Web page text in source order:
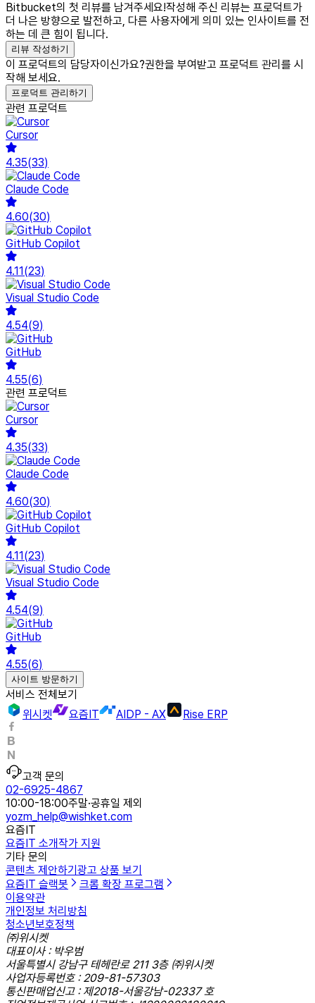
Bitbucket의 첫 리뷰를 남겨주세요!작성해 주신 리뷰는 프로덕트가
더 나은 방향으로 발전하고, 다른 사용자에게 의미 있는 인사이트를 전
하는 데 큰 힘이 됩니다.
리뷰 작성하기
이 프로덕트의 담당자이신가요?권한을 부여받고 프로덕트 관리를 시
작해 보세요.
프로덕트 관리하기
관련 프로덕트
Cursor
4.35(33)
Claude Code
4.60(30)
GitHub Copilot
4.11(23)
Visual Studio Code
4.54(9)
GitHub
4.55(6)
관련 프로덕트
Cursor
4.35(33)
Claude Code
4.60(30)
GitHub Copilot
4.11(23)
Visual Studio Code
4.54(9)
GitHub
4.55(6)
사이트 방문하기
서비스 전체보기
위시켓
요즘IT AIDP - AX Rise ERP
고객 문의
02-6925-4867
10:00-18:00주말·공휴일 제외
yozm_help@wishket.com
요즘IT
요즘IT 소개작가 지원
기타 문의
콘텐츠 제안하기광고 상품 보기
요즘IT 슬랙봇
크롬 확장 프로그램
이용약관
개인정보 처리방침
청소년보호정책
㈜위시켓
대표이사 : 박우범
서울특별시 강남구 테헤란로 211 3층 ㈜위시켓
사업자등록번호 : 209-81-57303
통신판매업신고 : 제2018-서울강남-02337 호